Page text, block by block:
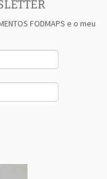
FODMAPS e o meu